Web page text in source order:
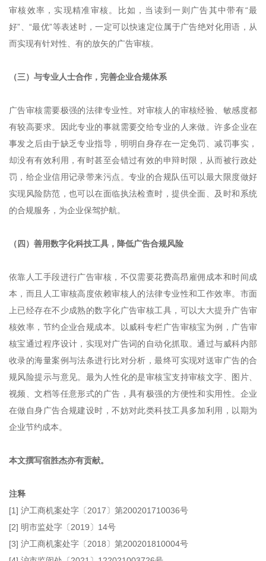
审核效率，实现精准审核。比如，当读到一则广告其中带有“最
好”、“最优”等表述时，一定可以快速定位属于广告绝对化用语，从
而实现有针对性、有的放矢的广告审核。
（三）与专业人士合作，完善企业合规体系
广告审核需要极强的法律专业性。对审核人的审核经验、敏感度都
有较高要求。因此专业的事就需要交给专业的人来做。许多企业在
事发之后由于缺乏专业指导，明明自身存在一定免罚、减罚事实，
却没有有效利用，有时甚至会错过有效的申辩时限，从而被行政处
罚，给企业信用记录带来污点。专业的合规队伍可以最大限度做好
实现风险防范，也可以在面临执法检查时，提供全面、及时和系统
的合规服务，为企业保驾护航。
（四）善用数字化科技工具，降低广告合规风险
依靠人工手段进行广告审核，不仅需要花费高昂雇佣成本和时间成
本，而且人工审核高度依赖审核人的法律专业性和工作效率。市面
上已经存在不少成熟的数字化广告审核工具，可以大大提升广告审
核效率，节约企业合规成本。以威科专栏广告审核宝为例，广告审
核宝通过程序设计，实现对广告词的自动化抓取。通过与威科内部
收录的海量案例与法条进行比对分析，最终可实现对送审广告的合
规风险提示与意见。最为人性化的是审核宝支持审核文字、图片、
视频、文档等任意形式的广告，具有极强的方便性和实用性。企业
在做自身广告合规建设时，不妨对此类科技工具多加利用，以期为
企业节约成本。
本文撰写宿胜杰亦有贡献。
注释
[1] 沪工商机案处字〔2017〕第200201710036号
[2] 明市监处字〔2019〕14号
[3] 沪工商机案处字〔2018〕第200201810004号